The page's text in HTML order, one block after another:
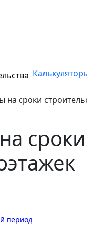
на сроки
сроки
период